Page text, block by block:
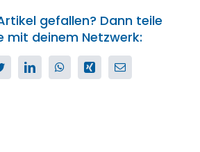
gefallen? Dann teile
mit deinem Netzwerk:
LinkedInWhatsApp
Xing
E-
Mail